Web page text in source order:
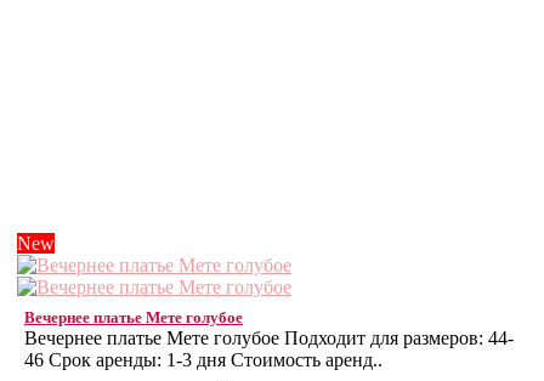
New
Вечернее платье Мете голубое
Вечернее платье Мете голубое Подходит для размеров: 44-
46 Срок аренды: 1-3 дня Стоимость аренд..